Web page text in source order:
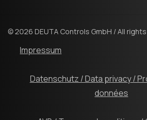
© 2026 DEUTA Controls GmbH / All
Impressum
Datenschutz / Data privacy /
données